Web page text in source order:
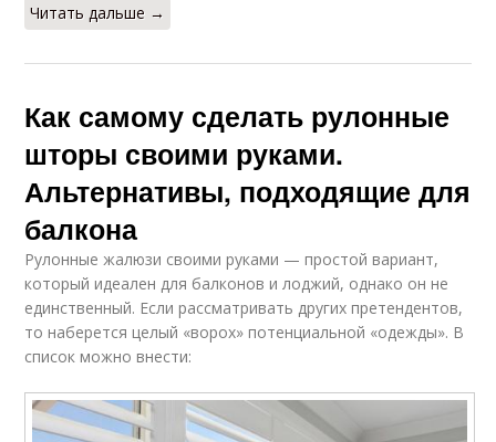
Читать дальше →
Как самому сделать рулонные
шторы своими руками.
Альтернативы, подходящие для
балкона
Рулонные жалюзи своими руками — простой вариант,
который идеален для балконов и лоджий, однако он не
единственный. Если рассматривать других претендентов,
то наберется целый «ворох» потенциальной «одежды». В
список можно внести: